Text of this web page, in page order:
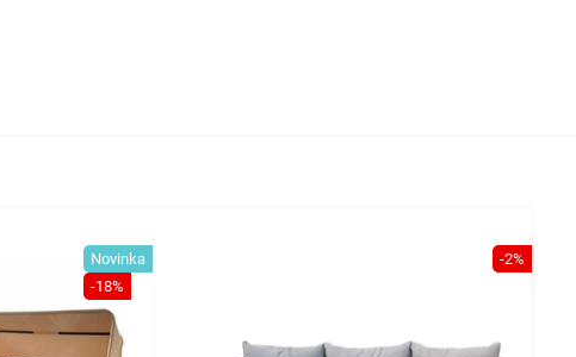
Novinka
-18%
-2%